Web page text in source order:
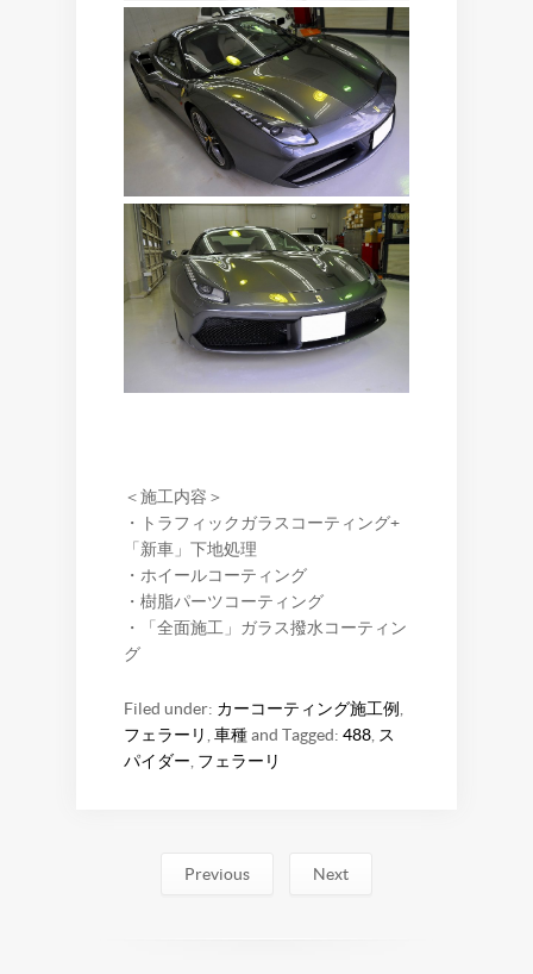
＜施工内容＞
・トラフィックガラスコーティング+
「新車」下地処理
・ホイールコーティング
・樹脂パーツコーティング
・「全面施工」ガラス撥水コーティン
グ
Filed under: カーコーティング施工例
フェラーリ 車種and Tagged: 488 ス
パイダー フェラーリ
Previous Next